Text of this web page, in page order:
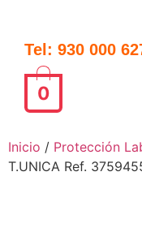
Tel: 930 000
0
Inicio / Protección
T.UNICA Ref.